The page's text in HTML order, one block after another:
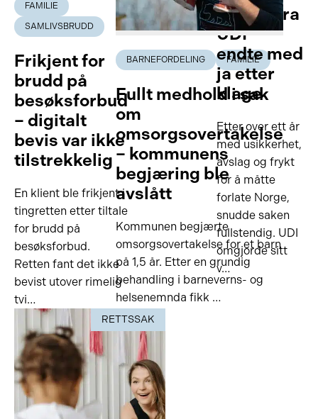
FAMILIE
SAMLIVSBRUDD
Frikjent for
brudd på
besøksforbud
– digitalt
bevis var ikke
tilstrekkelig
En klient ble frikjent i
tingretten etter tiltale
for brudd på
besøksforbud.
Retten fant det ikke
bevist utover rimelig
tvi…
BARNEFORDELING FAMILIE
Fullt medhold i sak
om
omsorgsovertakelse
– kommunens
begjæring ble
avslått
Kommunen begjærte
omsorgsovertakelse for et barn
på 1,5 år. Etter en grundig
behandling i barneverns- og
helsenemnda fikk …
Avslag fra
UDI –
endte med
ja etter
klage
Etter over ett år
med usikkerhet,
avslag og frykt
for å måtte
forlate Norge,
snudde saken
fullstendig. UDI
omgjorde sitt
v…
RETTSSAK